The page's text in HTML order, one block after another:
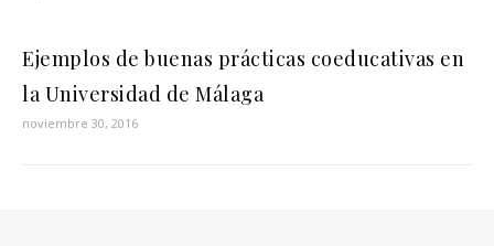
Ejemplos de buenas prácticas coeducativas en
la Universidad de Málaga
noviembre 30, 2016